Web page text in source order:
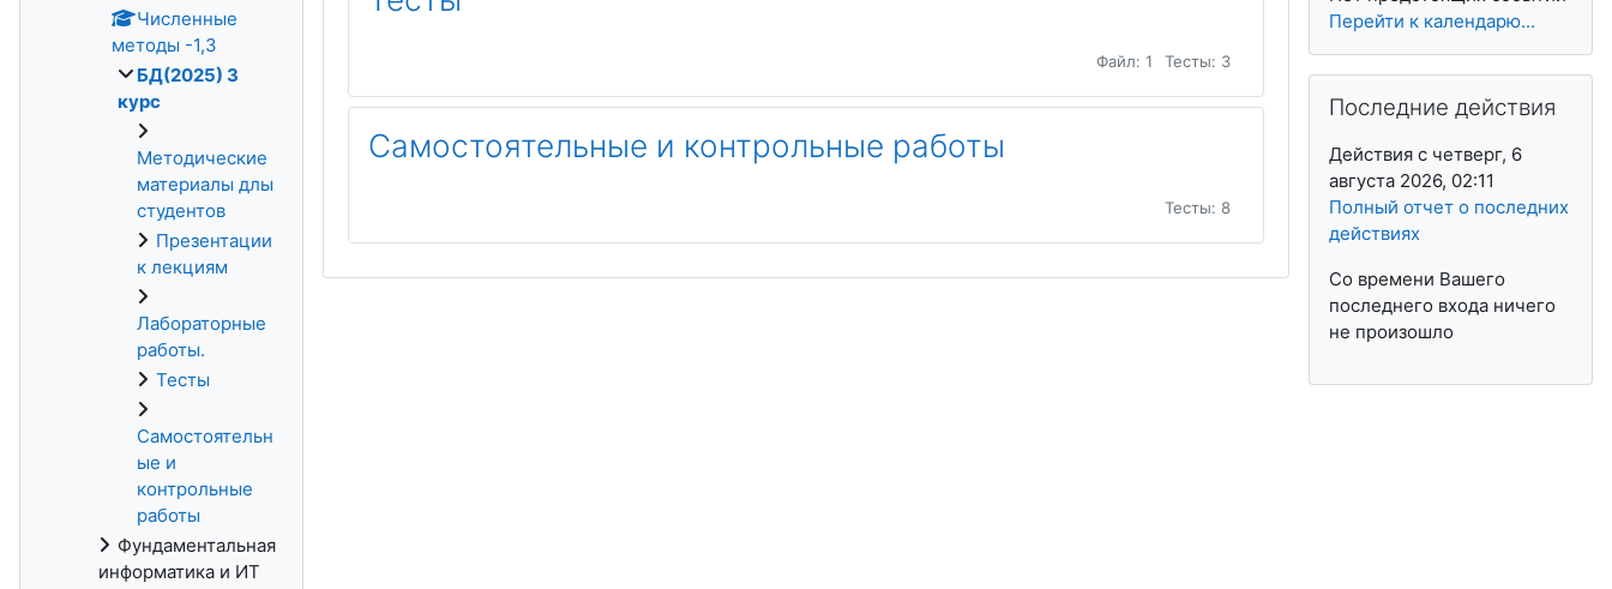
Файл: 1 Тесты: 3
Самостоятельные и контрольные работы
Тесты: 8
Численные
методы -1,3
БД(2025) 3
курс
Методические
материалы длы
студентов
Презентации
к лекциям
Лабораторные
работы.
Тесты
Самостоятельн
ые и
контрольные
работы
Фундаментальная
информатика и ИТ
Перейти к календарю...
Последние действия
Действия с четверг, 6
августа 2026, 02:11
Полный отчет о последних
действиях
Со времени Вашего
последнего входа ничего
не произошло